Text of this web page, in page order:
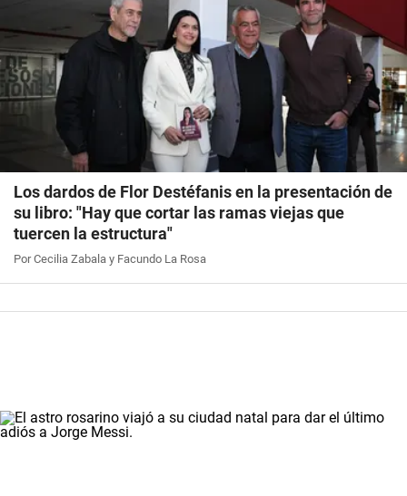
Los dardos de Flor Destéfanis en la presentación de
su libro: "Hay que cortar las ramas viejas que
tuercen la estructura"
Por Cecilia Zabala y Facundo La Rosa